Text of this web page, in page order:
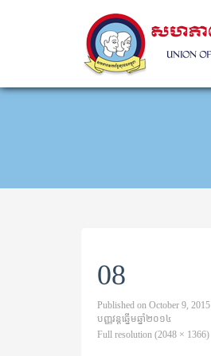
08
Published on October 9, 2015
បញ្ញវន្តឆ្នើមឆ្នាំ២០១៤
Full resolution (2048 × 1366)